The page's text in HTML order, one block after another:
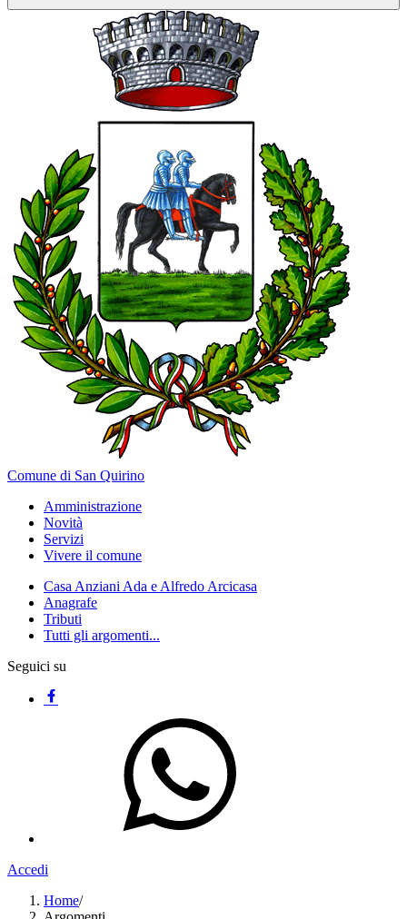
Comune di San Quirino
Amministrazione
Novità
Servizi
Vivere il comune
Casa Anziani Ada e Alfredo Arcicasa
Anagrafe
Tributi
Tutti gli argomenti...
Seguici su
Accedi
Home/